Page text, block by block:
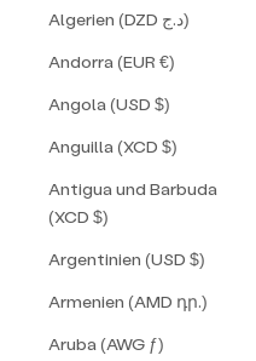
Algerien (DZD د.ج)
Andorra (EUR €)
Angola (USD $)
Anguilla (XCD $)
Antigua und Barbuda
(XCD $)
Argentinien (USD $)
Armenien (AMD դր.)
Aruba (AWG ƒ)